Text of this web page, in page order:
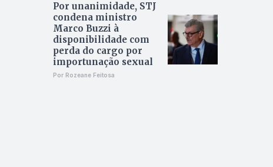
Por unanimidade, STJ
condena ministro
Marco Buzzi à
disponibilidade com
perda do cargo por
importunação sexual
Por Rozeane Feitosa